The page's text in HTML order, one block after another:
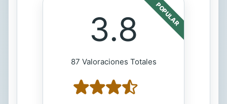
POPULAR
3.8
87 Valoraciones Totales